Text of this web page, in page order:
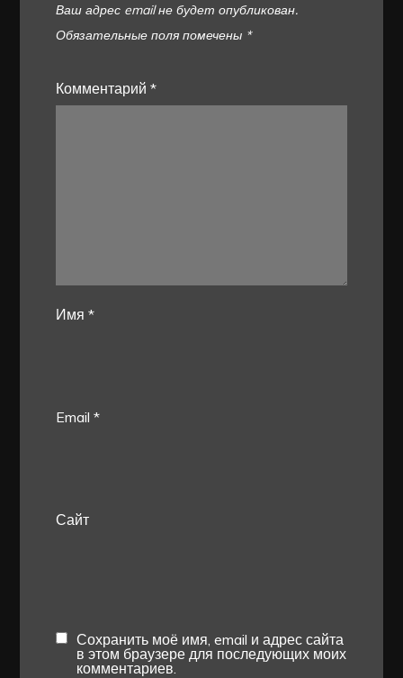
Ваш адрес email не будет опубликован.
Обязательные поля помечены *
Комментарий*
Имя*
Email*
Сайт
Сохранить моё имя, email и адрес сайта
в этом браузере для последующих моих
комментариев.